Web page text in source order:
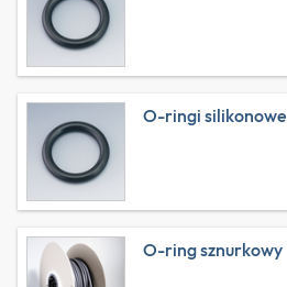
O-ringi silikonowe
O-ring sznurkowy